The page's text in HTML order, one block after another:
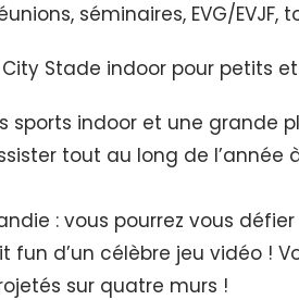
séminaires, EVG/EVJF,
Stade indoor pour petits
indoor et une grande
tout au long de
: vous pourrez vous
d’un célèbre jeu vidéo !
sur quatre murs !